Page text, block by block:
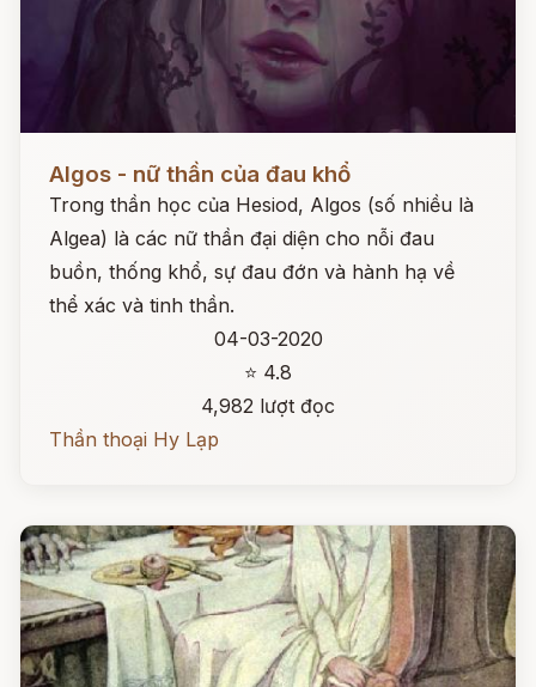
Algos - nữ thần của đau khổ
Trong thần học của Hesiod, Algos (số nhiều là
Algea) là các nữ thần đại diện cho nỗi đau
buồn, thống khổ, sự đau đớn và hành hạ về
thể xác và tinh thần.
04-03-2020
⭐ 4.8
4,982 lượt đọc
Thần thoại Hy Lạp